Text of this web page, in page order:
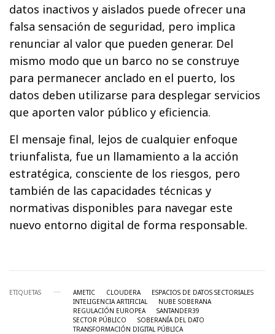
datos inactivos y aislados puede ofrecer una
falsa sensación de seguridad, pero implica
renunciar al valor que pueden generar. Del
mismo modo que un barco no se construye
para permanecer anclado en el puerto, los
datos deben utilizarse para desplegar servicios
que aporten valor público y eficiencia.
El mensaje final, lejos de cualquier enfoque
triunfalista, fue un llamamiento a la acción
estratégica, consciente de los riesgos, pero
también de las capacidades técnicas y
normativas disponibles para navegar este
nuevo entorno digital de forma responsable.
ETIQUETAS AMETIC CLOUDERA
ESPACIOS DE DATOS SECTORIALES
INTELIGENCIA ARTIFICIAL
NUBE SOBERANA
REGULACIÓN EUROPEA
SANTANDER39
SECTOR PÚBLICO
SOBERANÍA DEL DATO
TRANSFORMACIÓN DIGITAL PÚBLICA